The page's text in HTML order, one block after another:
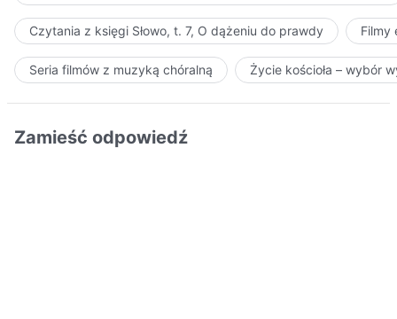
Czytania z księgi Słowo, t. 7, O dążeniu do prawdy Filmy
Seria filmów z muzyką chóralną Życie kościoła – wybór
Zamieść odpowiedź